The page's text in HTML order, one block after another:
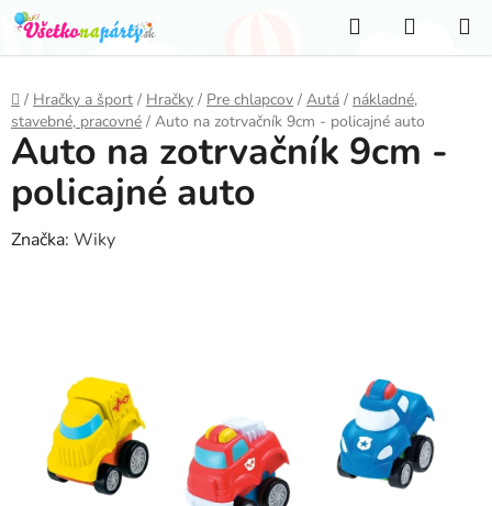
Prejsť
na
obsah
Hľadať
KOŠÍK
Domov
/ Hračky a šport / Hračky / Pre chlapcov / Autá / nákladné,
stavebné, pracovné / Auto na zotrvačník 9cm - policajné auto
Auto na zotrvačník 9cm -
policajné auto
Značka: Wiky